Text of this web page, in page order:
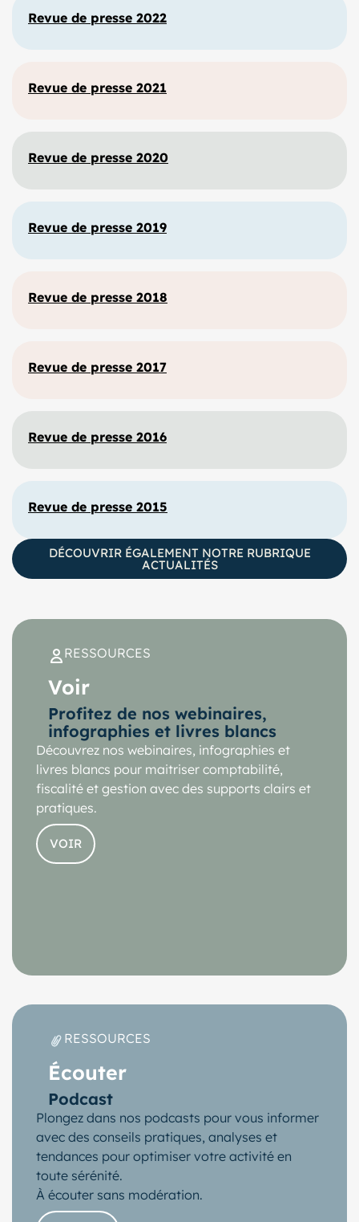
Revue de presse 2022
Revue de presse 2021
Revue de presse 2020
Revue de presse 2019
Revue de presse 2018
Revue de presse 2017
Revue de presse 2016
Revue de presse 2015
DÉCOUVRIR ÉGALEMENT NOTRE RUBRIQUE
ACTUALITÉS
RESSOURCES
Voir
Profitez de nos webinaires,
infographies et livres blancs
Découvrez nos webinaires, infographies et
livres blancs pour maitriser comptabilité,
fiscalité et gestion avec des supports clairs et
pratiques.
VOIR
RESSOURCES
Écouter
Podcast
Plongez dans nos podcasts pour vous informer
avec des conseils pratiques, analyses et
tendances pour optimiser votre activité en
toute sérénité.
À écouter sans modération.